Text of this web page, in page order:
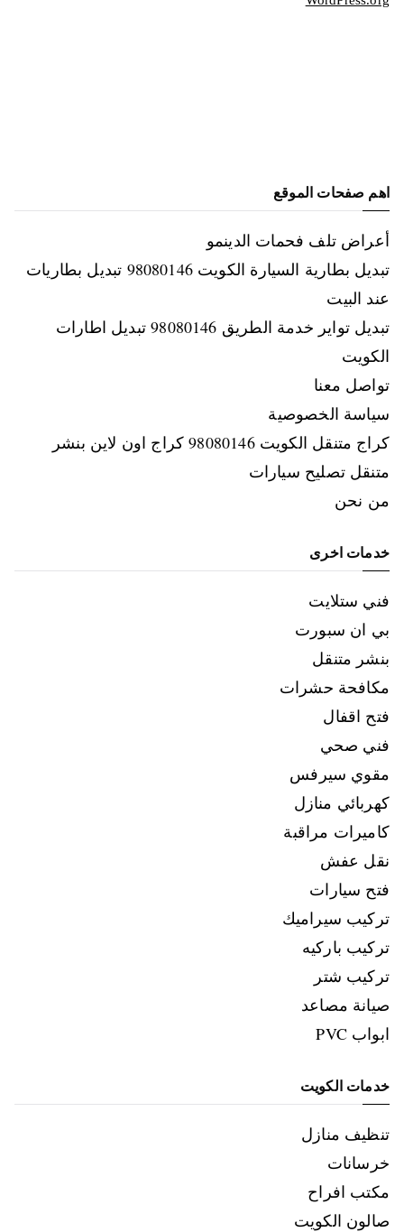
اهم صفحات الموقع
أعراض تلف فحمات الدينمو
تبديل بطارية السيارة الكويت 98080146‬ تبديل بطاريات
عند البيت
تبديل تواير خدمة الطريق 98080146‬ تبديل اطارات
الكويت
تواصل معنا
سياسة الخصوصية
كراج متنقل الكويت 98080146‬ كراج اون لاين بنشر
متنقل تصليح سيارات
من نحن
خدمات اخرى
فني ستلايت
بي ان سبورت
بنشر متنقل
مكافحة حشرات
فتح اقفال
فني صحي
مقوي سيرفس
كهربائي منازل
كاميرات مراقبة
نقل عفش
فتح سيارات
تركيب سيراميك
تركيب باركيه
تركيب شتر
صيانة مصاعد
ابواب PVC
خدمات الكويت
تنظيف منازل
خرسانات
مكتب افراح
صالون الكويت